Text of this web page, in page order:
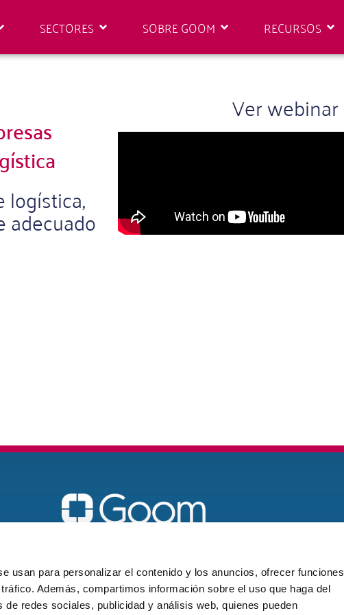
usan para personalizar el contenido y los anuncios, ofrecer funciones
Además, compartimos información sobre el uso que haga del
redes sociales, publicidad y análisis web, quienes pueden
SECTORES SOBRE GOOM RECURSOS
logística,
adecuado
Ver webinar
galicia@goomspain.com
621 18 60 21